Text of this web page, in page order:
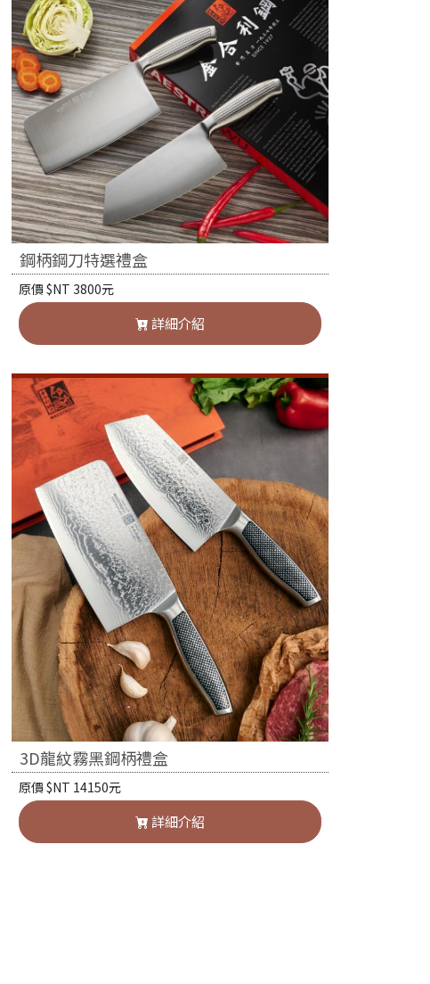
鋼柄鋼刀特選禮盒
原價 $NT 3800元
詳細介紹
3D龍紋霧黑鋼柄禮盒
原價 $NT 14150元
詳細介紹